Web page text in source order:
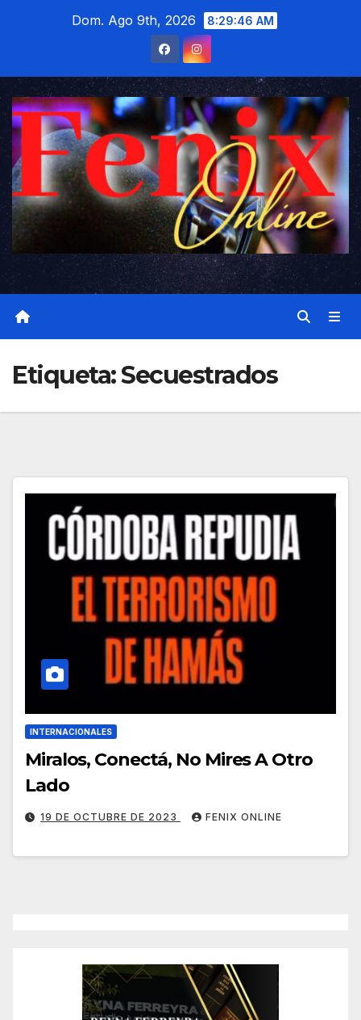
Dom. Ago 9th, 2026 8:29:47 AM
Etiqueta:Secuestrados
INTERNACIONALES
Miralos, Conectá, No Mires A Otro
Lado
19 DE OCTUBRE DE 2023 FENIX ONLINE